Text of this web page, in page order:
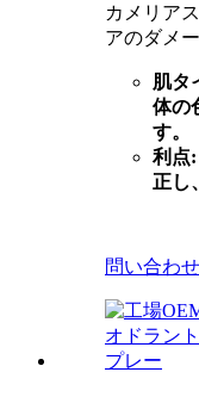
カメリア
アのダメ
肌タ
体の
す。
利点
正し
問い合わせ